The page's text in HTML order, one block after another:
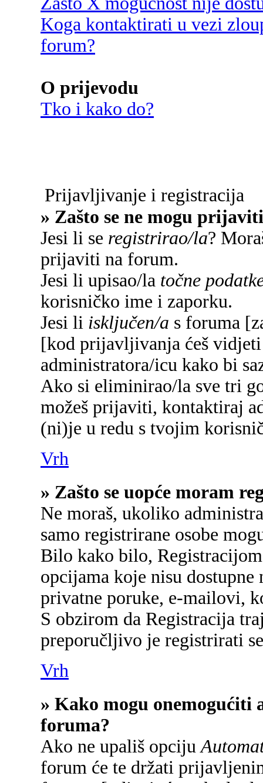
Koga kontaktirati u vezi
forum?
O prijevodu
Tko i kako do?
Prijavljivanje i registracija
» Zašto se ne mogu
Jesi li se registrirao/la?
prijaviti na forum.
Jesi li upisao/la točne
korisničko ime i zaporku.
Jesi li isključen/a s foruma
[kod prijavljivanja ćeš
administratora/icu kako bi
Ako si eliminirao/la sve tri
možeš prijaviti, kontaktiraj
(ni)je u redu s tvojim
Vrh
» Zašto se uopće moram
Ne moraš, ukoliko
samo registrirane osobe
Bilo kako bilo,
opcijama koje nisu
privatne poruke, e-mailovi,
S obzirom da Registracija
preporučljivo je registrirati
Vrh
» Kako mogu onemogućiti
foruma?
Ako ne upališ opciju
forum će te držati